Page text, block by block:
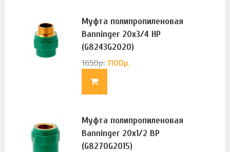
Муфта полипропиленовая
Banninger 20х3/4 НР
(G8243G2020)
1650р. 1100р.
Муфта полипропиленовая
Banninger 20х1/2 ВР
(G8270G2015)